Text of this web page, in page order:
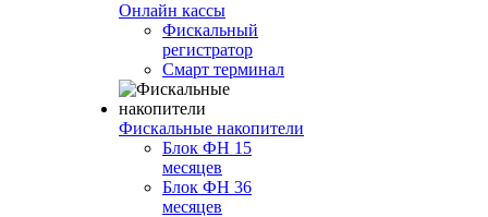
Онлайн кассы
Фискальный
регистратор
Смарт терминал
Фискальные накопители
Блок ФН 15
месяцев
Блок ФН 36
месяцев